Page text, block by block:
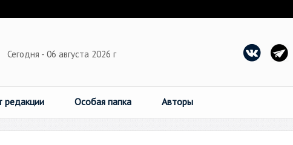
Сегодня - 06 августа 2026 г
редакции Особая папка Авторы